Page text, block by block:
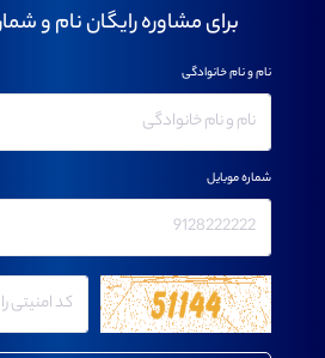
برای مشاوره رایگان نام و
نام و نام خانوادگی
شماره موبایل